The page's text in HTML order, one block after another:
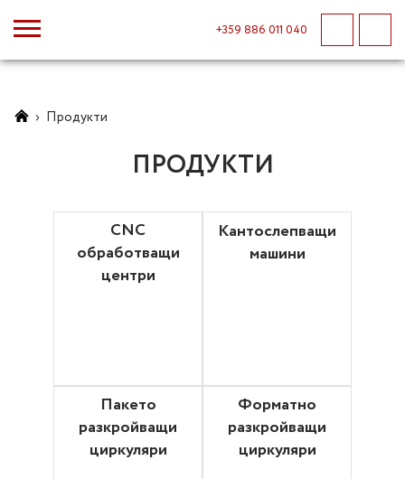
+359 886 011 040
› Продукти
ПРОДУКТИ
CNC
обработващи
центри
Кантослепващи
машини
Пакето
разкройващи
циркуляри
Форматно
разкройващи
циркуляри